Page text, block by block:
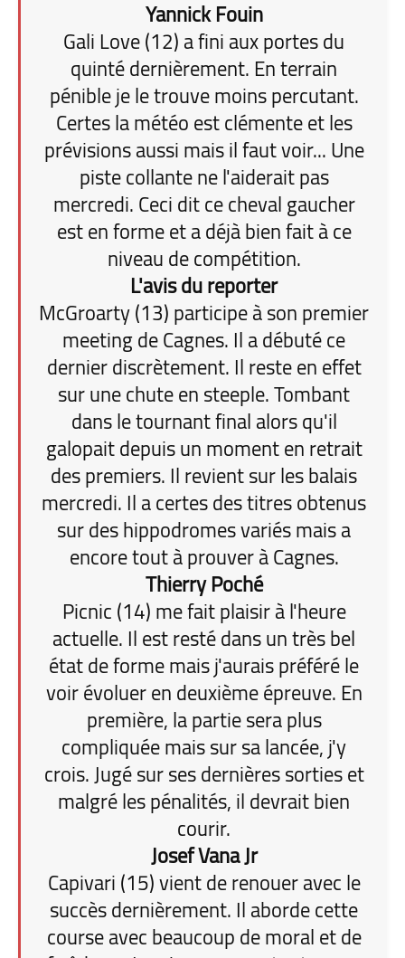
Yannick Fouin
Gali Love (12) a fini aux portes du
quinté dernièrement. En terrain
pénible je le trouve moins percutant.
Certes la météo est clémente et les
prévisions aussi mais il faut voir... Une
piste collante ne l'aiderait pas
mercredi. Ceci dit ce cheval gaucher
est en forme et a déjà bien fait à ce
niveau de compétition.
L'avis du reporter
McGroarty (13) participe à son premier
meeting de Cagnes. Il a débuté ce
dernier discrètement. Il reste en effet
sur une chute en steeple. Tombant
dans le tournant final alors qu'il
galopait depuis un moment en retrait
des premiers. Il revient sur les balais
mercredi. Il a certes des titres obtenus
sur des hippodromes variés mais a
encore tout à prouver à Cagnes.
Thierry Poché
Picnic (14) me fait plaisir à l'heure
actuelle. Il est resté dans un très bel
état de forme mais j'aurais préféré le
voir évoluer en deuxième épreuve. En
première, la partie sera plus
compliquée mais sur sa lancée, j'y
crois. Jugé sur ses dernières sorties et
malgré les pénalités, il devrait bien
courir.
Josef Vana Jr
Capivari (15) vient de renouer avec le
succès dernièrement. Il aborde cette
course avec beaucoup de moral et de